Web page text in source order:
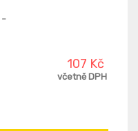
-
107 Kč
včetně DPH